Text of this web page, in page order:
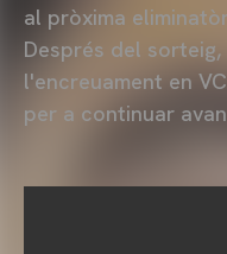
al pròxima
Després del
l'encreuament en
per a continuar